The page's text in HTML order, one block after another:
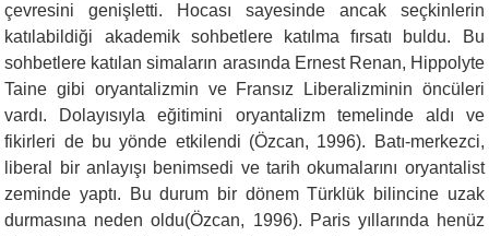
çevresini genişletti. Hocası sayesinde ancak seçkinlerin
katılabildiği akademik sohbetlere katılma fırsatı buldu. Bu
sohbetlere katılan simaların arasında Ernest Renan, Hippolyte
Taine gibi oryantalizmin ve Fransız Liberalizminin öncüleri
vardı. Dolayısıyla eğitimini oryantalizm temelinde aldı ve
fikirleri de bu yönde etkilendi (Özcan, 1996). Batı-merkezci,
liberal bir anlayışı benimsedi ve tarih okumalarını oryantalist
zeminde yaptı. Bu durum bir dönem Türklük bilincine uzak
durmasına neden oldu(Özcan, 1996). Paris yıllarında henüz